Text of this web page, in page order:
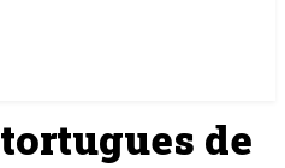
de